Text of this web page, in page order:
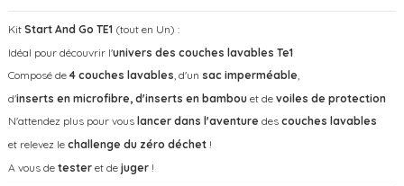
Kit Start And Go TE1 (tout en Un) :
Idéal pour découvrir l'univers des couches lavables Te1
Composé de 4 couches lavables, d'un sac imperméable,
d'inserts en microfibre, d'inserts en bambou et de voiles de protection
N'attendez plus pour vous lancer dans l'aventure des couches lavables
et relevez le challenge du zéro déchet !
A vous de tester et de juger !